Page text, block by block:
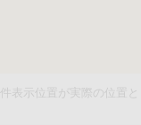
表示位置が実際の位置と